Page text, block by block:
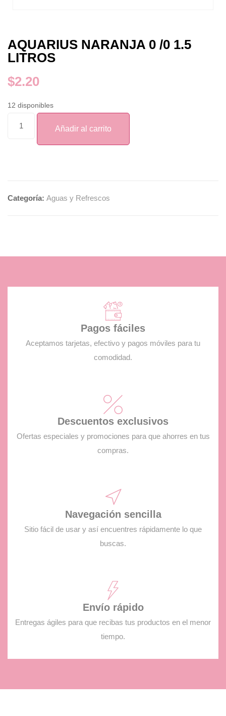
AQUARIUS NARANJA 0 /0 1.5
LITROS
$2.20
12 disponibles
Añadir al carrito
Categoría: Aguas y Refrescos
Pagos fáciles
Aceptamos tarjetas, efectivo y pagos móviles para tu
comodidad.
Descuentos exclusivos
Ofertas especiales y promociones para que ahorres en tus
compras.
Navegación sencilla
Sitio fácil de usar y así encuentres rápidamente lo que
buscas.
Envío rápido
Entregas ágiles para que recibas tus productos en el menor
tiempo.